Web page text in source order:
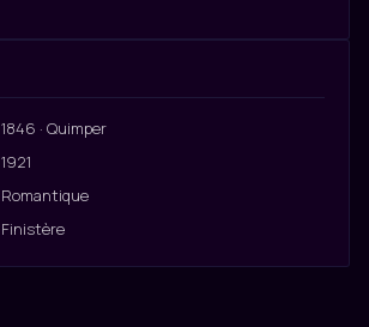
1846 · Quimper
1921
Romantique
Finistère